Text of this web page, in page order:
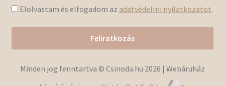
Elolvastam és elfogadom az adatvédelmi nyilatkozatot.
Minden jog fenntartva © Csinoda.hu 2026 | Webáruház